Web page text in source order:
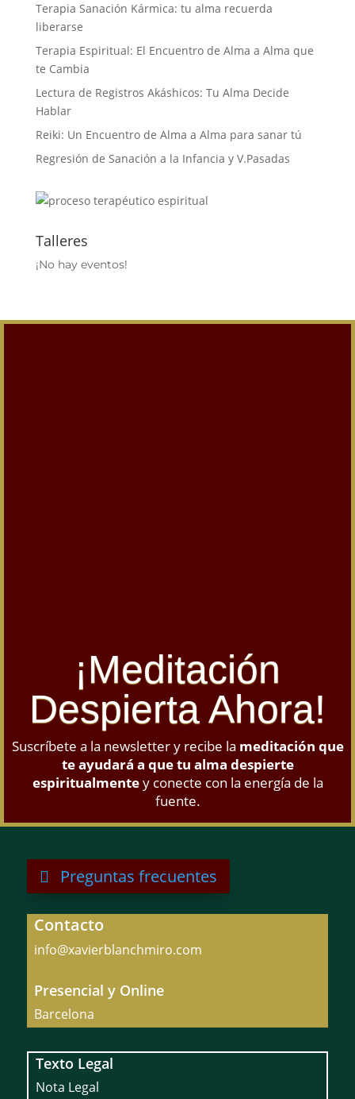
Terapia Sanación Kármica: tu alma recuerda
liberarse
Terapia Espiritual: El Encuentro de Alma a Alma que
te Cambia
Lectura de Registros Akáshicos: Tu Alma Decide
Hablar
Reiki: Un Encuentro de Alma a Alma para sanar tú
Regresión de Sanación a la Infancia y V.Pasadas
Talleres
¡No hay eventos!
¡Meditación
Despierta Ahora!
Suscríbete a la newsletter y recibe la meditación que
te ayudará a que tu alma despierte
espiritualmentey conecte con la energía de la
fuente.
Preguntas frecuentes
Contacto
info@xavierblanchmiro.com
Presencial y Online
Barcelona
Texto Legal
Nota Legal